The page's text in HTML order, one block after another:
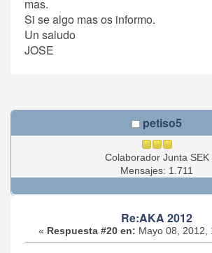
mas.
Si se algo mas os informo.
Un saludo
JOSE
petiso5
Colaborador Junta SEK
Mensajes: 1.711
Re:AKA 2012
« Respuesta #20 en: Mayo 08, 2012,